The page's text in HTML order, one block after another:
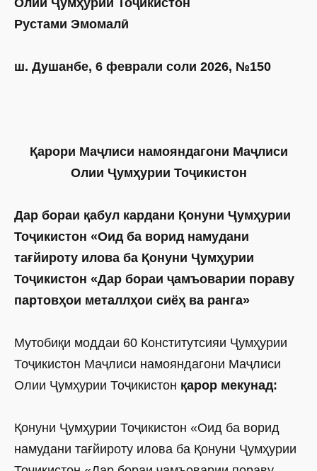
Олии Ҷумҳурии Тоҷикистон
Рустами Эмомалӣ
ш. Душанбе, 6 феврали соли 2026, №150
Қарори Маҷлиси намояндагони Маҷлиси
Олии Ҷумҳурии Тоҷикистон
Дар бораи қабул кардани Қонуни Ҷумҳурии
Тоҷикистон «Оид ба ворид намудани
тағйироту илова ба Қонуни Ҷумҳурии
Тоҷикистон «Дар бораи ҷамъоварии пораву
партовҳои металлҳои сиёҳ ва ранга»
Мутобиқи моддаи 60 Конститутсияи Ҷумҳурии
Тоҷикис­тон Маҷлиси намояндагони Маҷлиси
Олии Ҷумҳурии Тоҷикистон қарор мекунад:
Қонуни Ҷумҳурии Тоҷикистон «Оид ба ворид
намудани тағйироту илова ба Қонуни Ҷумҳурии